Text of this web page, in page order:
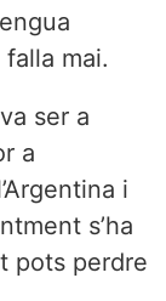
mai.
ser a
a
i
s’ha
pots perdre